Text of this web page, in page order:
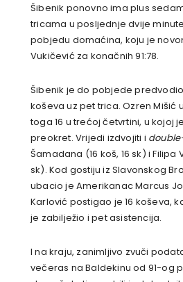
Šibenik ponovno ima plus
tricama u posljednje dvije
pobjedu domaćina, koju je
Vukičević za konačnih 91:78.
Šibenik je do pobjede
koševa uz pet trica. Ozren Mišić
toga 16 u trećoj četvrtini, u kojoj
preokret. Vrijedi izdvojiti i
Šamadana (16 koš, 16 sk) i Filipa
sk). Kod gostiju iz Slavonskog
ubacio je Amerikanac Marcus
Karlović postigao je 16 koševa,
je zabilježio i pet asistencija.
I na kraju, zanimljivo zvuči
večeras na Baldekinu od 91-og